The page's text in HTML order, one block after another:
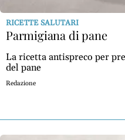
RICETTE SALUTARI
Parmigiana di pane
La ricetta antispreco per
del pane
Redazione